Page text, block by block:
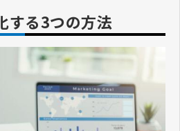
する3つの方法